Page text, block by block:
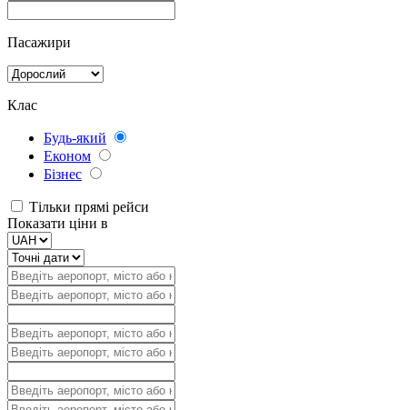
Пасажири
Клас
Будь-який
Економ
Бізнес
Тільки прямі рейси
Показати ціни в